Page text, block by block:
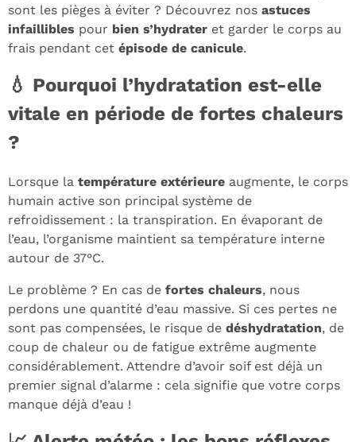
sont les pièges à éviter ? Découvrez nos astuces
infaillibles pour bien s’hydrater et garder le corps au
frais pendant cet épisode de canicule.
💧 Pourquoi l’hydratation est-elle
vitale en période de fortes chaleurs
?
Lorsque la température extérieure augmente, le corps
humain active son principal système de
refroidissement : la transpiration. En évaporant de
l’eau, l’organisme maintient sa température interne
autour de 37°C.
Le problème ? En cas de fortes chaleurs, nous
perdons une quantité d’eau massive. Si ces pertes ne
sont pas compensées, le risque de déshydratation, de
coup de chaleur ou de fatigue extrême augmente
considérablement. Attendre d’avoir soif est déjà un
premier signal d’alarme : cela signifie que votre corps
manque déjà d’eau !